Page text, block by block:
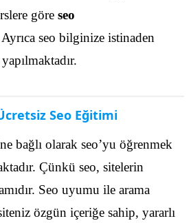
göre seo
seo bilginize istinaden
Seo Eğitimi
bağlı olarak seo’yu öğrenmek
Çünkü seo, sitelerin
Seo uyumu ile arama
özgün içeriğe sahip, yararlı